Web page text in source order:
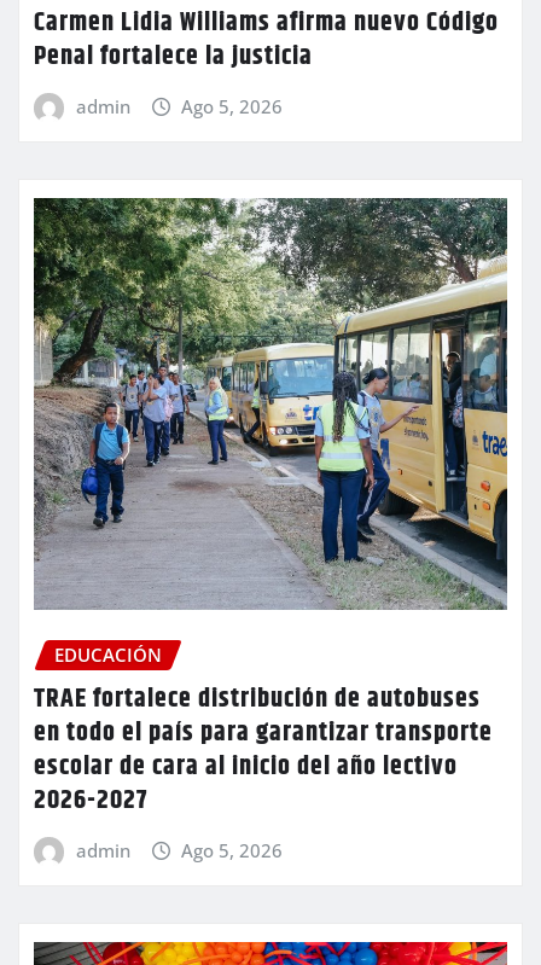
Carmen Lidia Williams afirma nuevo Código
Penal fortalece la justicia
admin Ago 5, 2026
EDUCACIÓN
TRAE fortalece distribución de autobuses
en todo el país para garantizar transporte
escolar de cara al inicio del año lectivo
2026-2027
admin Ago 5, 2026